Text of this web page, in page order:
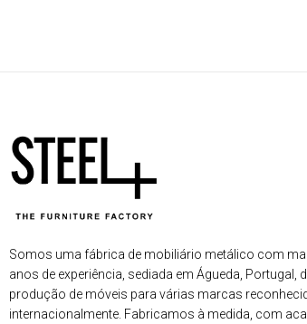
Somos uma fábrica de mobiliário metálico com
anos de experiência, sediada em Águeda, Portugal,
produção de móveis para várias marcas
internacionalmente. Fabricamos à medida, com